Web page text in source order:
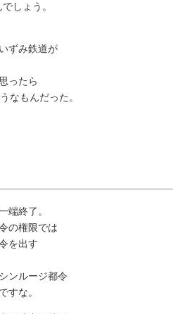
しょう。
ずみ鉄道が
ったら
なもんだった。
端終了。
の権限では
を出す
ンルージ都令
すな。